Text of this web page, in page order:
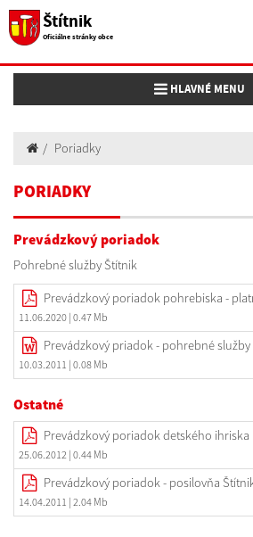
Štítnik
Oficiálne stránky obce
Toggle navigation
HLAVNÉ MENU
Poriadky
PORIADKY
Prevádzkový poriadok
Pohrebné služby Štítnik
Prevádzkový poriadok pohrebiska -
11.06.2020 | 0.47 Mb
Prevádzkový priadok - pohrebné
10.03.2011 | 0.08 Mb
Ostatné
Prevádzkový poriadok detského ihriska
25.06.2012 | 0.44 Mb
Prevádzkový poriadok - posilovňa
14.04.2011 | 2.04 Mb